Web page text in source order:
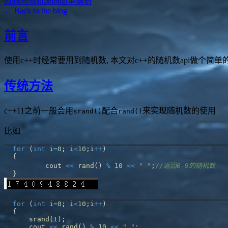
← Back to the blog
前言
使用c++时经常要用到随机数, 本文对c++的随机数api做个简单
传统方法
c++11之前一般会用srand()配合rand() 来实现随机数的使用
比如
for ( int i=0 ; i<10 ; i++ )
{
	cout
<< rand ( ) % 10 << " " ; //返回0-9的随机数
}
for ( int i=0 ; i<10 ; i++ )
{
srand ( 1 ) ;